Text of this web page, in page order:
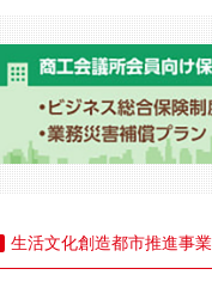
生活文化創造都市推進事業